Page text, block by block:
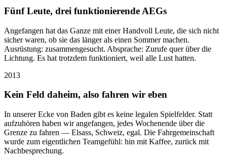
Fünf Leute, drei funktionierende AEGs
Angefangen hat das Ganze mit einer Handvoll Leute, die sich nicht
sicher waren, ob sie das länger als einen Sommer machen.
Ausrüstung: zusammengesucht. Absprache: Zurufe quer über die
Lichtung. Es hat trotzdem funktioniert, weil alle Lust hatten.
2013
Kein Feld daheim, also fahren wir eben
In unserer Ecke von Baden gibt es keine legalen Spielfelder. Statt
aufzuhören haben wir angefangen, jedes Wochenende über die
Grenze zu fahren — Elsass, Schweiz, egal. Die Fahrgemeinschaft
wurde zum eigentlichen Teamgefühl: hin mit Kaffee, zurück mit
Nachbesprechung.